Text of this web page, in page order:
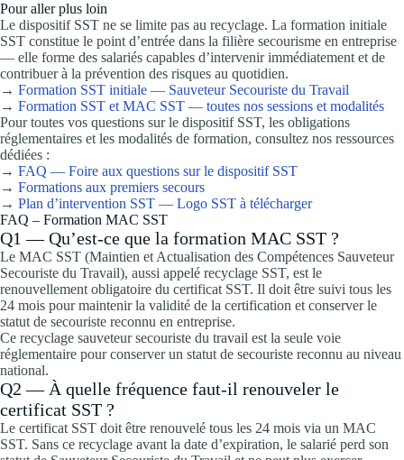
Pour aller plus loin
Le dispositif SST ne se limite pas au recyclage. La formation initiale
SST constitue le point d’entrée dans la filière secourisme en entreprise
— elle forme des salariés capables d’intervenir immédiatement et de
contribuer à la prévention des risques au quotidien.
→ Formation SST initiale — Sauveteur Secouriste du Travail
→ Formation SST et MAC SST — toutes nos sessions et modalités
Pour toutes vos questions sur le dispositif SST, les obligations
réglementaires et les modalités de formation, consultez nos ressources
dédiées :
→ FAQ — Foire aux questions sur le dispositif SST
→ Formations aux premiers secours
→ Plan d’intervention SST — Logo SST à télécharger
FAQ – Formation MAC SST
Q1 — Qu’est-ce que la formation MAC SST ?
Le MAC SST (Maintien et Actualisation des Compétences Sauveteur
Secouriste du Travail), aussi appelé recyclage SST, est le
renouvellement obligatoire du certificat SST. Il doit être suivi tous les
24 mois pour maintenir la validité de la certification et conserver le
statut de secouriste reconnu en entreprise.
Ce recyclage sauveteur secouriste du travail est la seule voie
réglementaire pour conserver un statut de secouriste reconnu au niveau
national.
Q2 — À quelle fréquence faut-il renouveler le
certificat SST ?
Le certificat SST doit être renouvelé tous les 24 mois via un MAC
SST. Sans ce recyclage avant la date d’expiration, le salarié perd son